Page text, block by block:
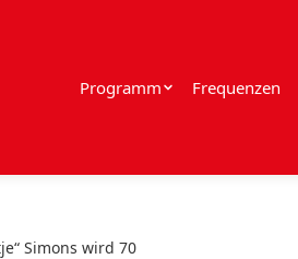
Programm Frequenzen
Simons wird 70